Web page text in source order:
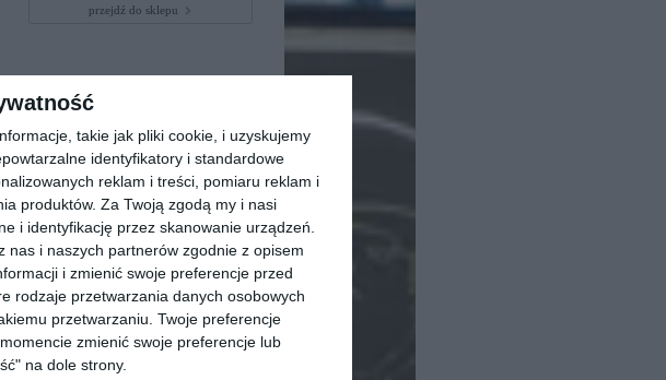
takie jak pliki cookie, i uzyskujemy
identyfikatory i standardowe
reklam i treści, pomiaru reklam i
produktów. Za Twoją zgodą my i nasi
i identyfikację przez skanowanie urządzeń.
nas i naszych partnerów zgodnie z opisem
i zmienić swoje preferencje przed
rodzaje przetwarzania danych osobowych
przetwarzaniu. Twoje preferencje
zmienić swoje preferencje lub
na dole strony.
przejdź do sklepu
RAY-BAN 0RX7199 5204 PERF
00